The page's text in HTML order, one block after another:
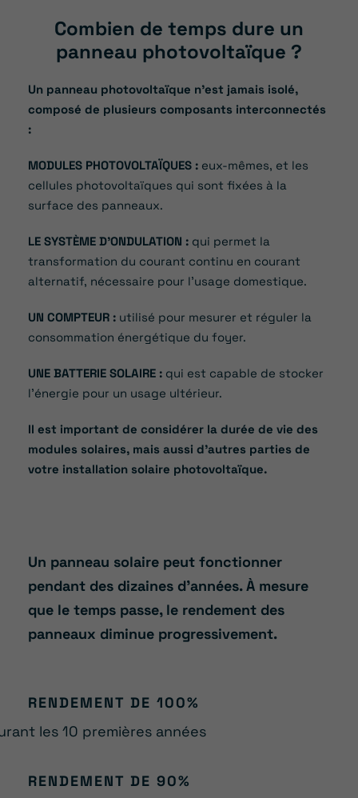
Combien de temps dure un
panneau photovoltaïque ?
Un panneau photovoltaïque n’est jamais isolé,
composé de plusieurs composants interconnectés
:
MODULES PHOTOVOLTAÏQUES : eux-mêmes, et les
cellules photovoltaïques qui sont fixées à la
surface des panneaux.
LE SYSTÈME D’ONDULATION : qui permet la
transformation du courant continu en courant
alternatif, nécessaire pour l’usage domestique.
UN COMPTEUR : utilisé pour mesurer et réguler la
consommation énergétique du foyer.
UNE BATTERIE SOLAIRE : qui est capable de stocker
l’énergie pour un usage ultérieur.
Il est important de considérer la durée de vie des
modules solaires, mais aussi d’autres parties de
votre installation solaire photovoltaïque.
Un panneau solaire peut fonctionner
pendant des dizaines d’années. À mesure
que le temps passe, le rendement des
panneaux diminue progressivement.
RENDEMENT DE 100%
les 10 premières années
RENDEMENT DE 90%